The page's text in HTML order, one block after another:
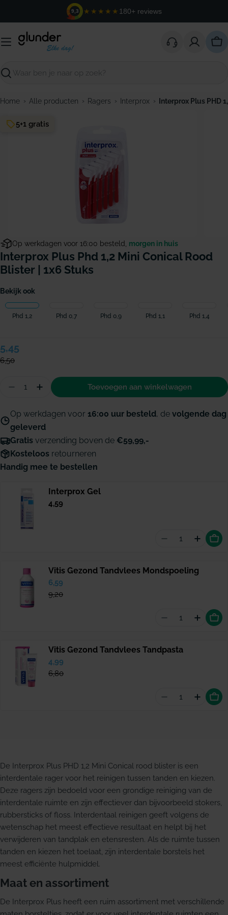
inhoud
9,3 ★★★★★ 180+ reviews
Zoeken
Home › Alle producten › Ragers › Interprox › Interprox Plus PHD
5+1 gratis
Open media 0 in modaal venster
Op werkdagen voor 16:00 besteld, morgen in huis
Interprox Plus Phd 1,2 Mini Conical Rood
Blister | 1x6 Stuks
Bekijk ook
Phd 1,2 Phd 0,7 Phd 0,9 Phd 1,1 Phd 1,4
Verkoopprijs
5,45
Normale
prijs
6,50
Hoeveelheid
Aantal verminderen voor Interprox Plus PHD 1,2
Hoeveelheid verhogen voor Interprox Plus
Toevoegen aan winkelwagen
Op werkdagen voor 16:00 uur besteld, de volgende dag
geleverd
Gratis verzending boven de €59,99,-
Kosteloos retourneren
Handig mee te bestellen
Interprox Gel
Normale
4,59
Aantal
Vitis Gezond Tandvlees Mondspoeling
Verkoopprijs
6,59
Normale
prijs
9,20
Aantal
Vitis Gezond Tandvlees Tandpasta
Verkoopprijs
4,99
Normale
prijs
6,80
Aantal
De Interprox Plus PHD 1,2 Mini Conical rood blister is een
interdentale rager voor het reinigen tussen tanden en kiezen.
Deze ragers zijn bedoeld voor een grondige reiniging van de
interdentale ruimte en zijn effectiever dan bijvoorbeeld stokers,
rubbersticks of floss. Interdentaal reinigen geeft volgens de
wetenschap het meest effectieve resultaat en helpt bij het
verwijderen van tandplak en etensresten. Als de ruimte tussen
tanden en kiezen het toelaat, zijn interdentale borstels het
meest efficiënte hulpmiddel.
Maat en assortiment
De Interprox Plus heeft een ruim assortiment met verschillende